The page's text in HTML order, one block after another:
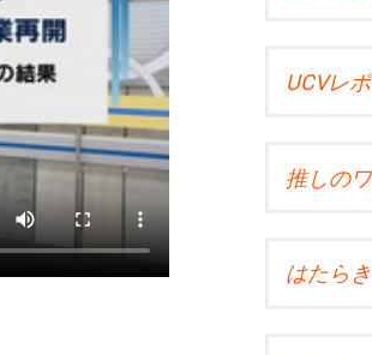
UCVレ
推しの
はたら